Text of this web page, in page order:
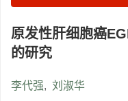
原发性肝细胞癌
的研究
李代强, 刘淑华